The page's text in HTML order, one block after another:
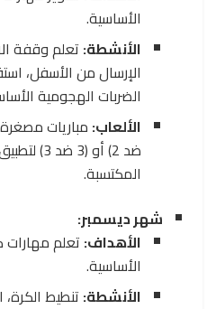
الأساسية.
الأنشطة:تعلم وقفة
الإرسال من الأسفل،
الضربات الهجومية
الألعاب:
ضد 2) أو (3
المكتسبة.
شهر ديسمبر:
الأهداف: تعلم مهارات
الأساسية.
الأنشطة:تنطيط الكرة،